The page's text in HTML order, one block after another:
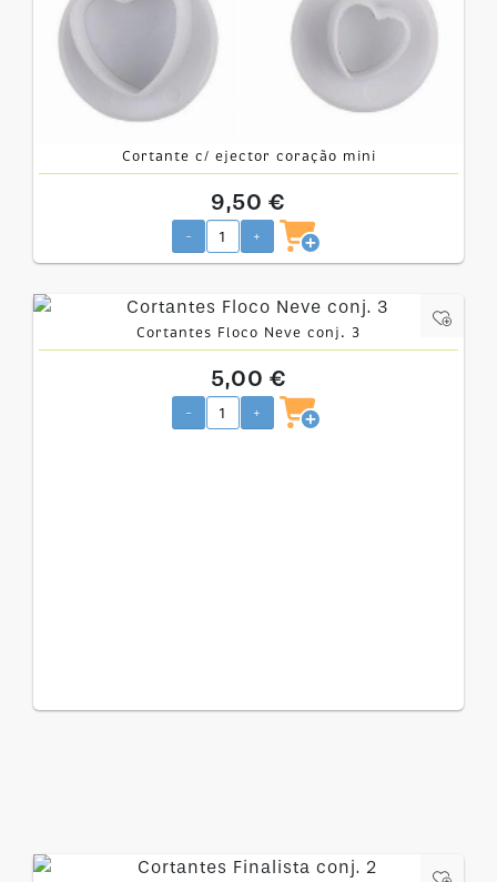
Cortante c/ ejector coração mini
9,50 €
- +
Cortantes Floco Neve conj. 3
5,00 €
- +